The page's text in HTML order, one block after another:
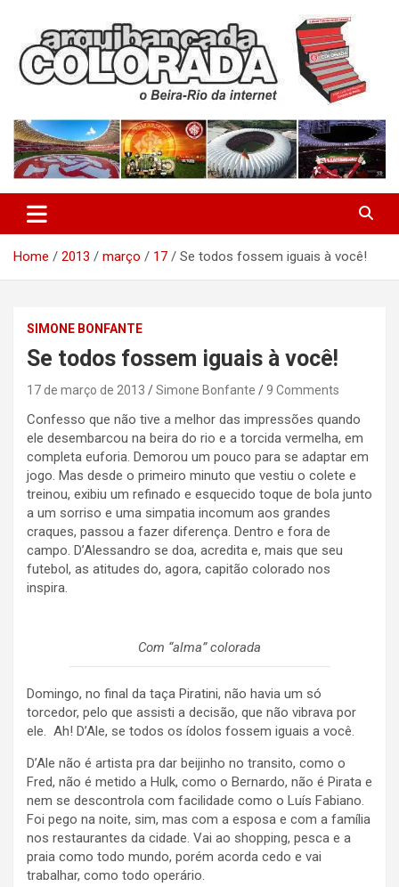
content
Arquibancada Colorada
Home 2013 março 17 Se todos fossem iguais à você!
SIMONE BONFANTE
Se todos fossem iguais à você!
17 de março de 2013 Simone Bonfante 9 Comments
Confesso que não tive a melhor das impressões quando
ele desembarcou na beira do rio e a torcida vermelha, em
completa euforia. Demorou um pouco para se adaptar em
jogo. Mas desde o primeiro minuto que vestiu o colete e
treinou, exibiu um refinado e esquecido toque de bola junto
a um sorriso e uma simpatia incomum aos grandes
craques, passou a fazer diferença. Dentro e fora de
campo. D’Alessandro se doa, acredita e, mais que seu
futebol, as atitudes do, agora, capitão colorado nos
inspira.
Com “alma” colorada
Domingo, no final da taça Piratini, não havia um só
torcedor, pelo que assisti a decisão, que não vibrava por
ele. Ah! D’Ale, se todos os ídolos fossem iguais a você.
D’Ale não é artista pra dar beijinho no transito, como o
Fred, não é metido a Hulk, como o Bernardo, não é Pirata e
nem se descontrola com facilidade como o Luís Fabiano.
Foi pego na noite, sim, mas com a esposa e com a família
nos restaurantes da cidade. Vai ao shopping, pesca e a
praia como todo mundo, porém acorda cedo e vai
trabalhar, como todo operário.